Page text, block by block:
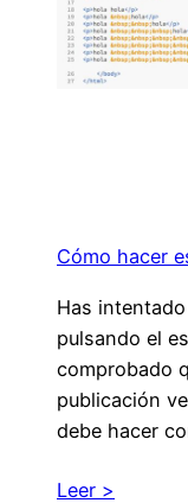
Cómo hacer
Has
pulsando el
comprobado
publicación
debe hacer
Leer >